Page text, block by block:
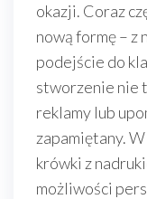
okazji. Coraz
nową formę – z
podejście do
stworzenie nie
reklamy lub
zapamiętany.
krówki z
możliwości